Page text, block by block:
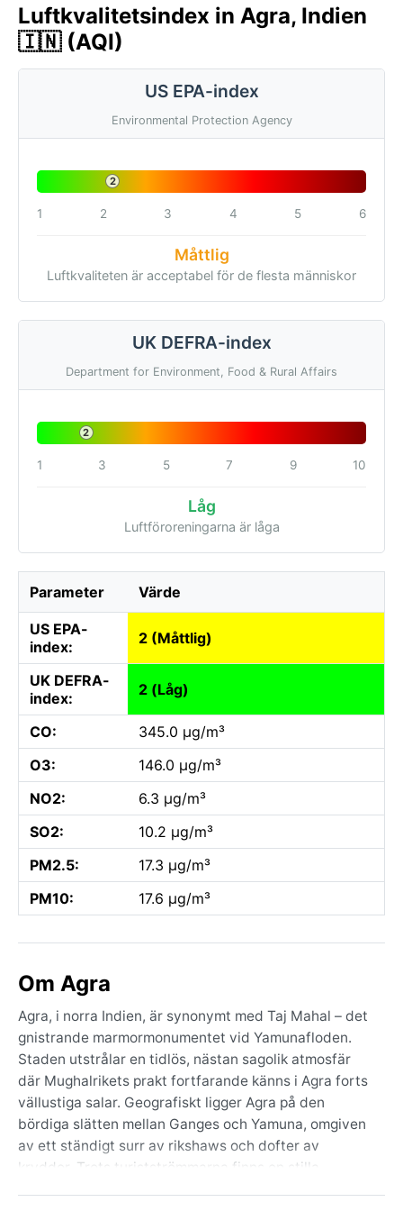
Luftkvalitetsindex in Agra, Indien
🇮🇳 (AQI)
US EPA-index
Environmental Protection Agency
2
1 2 3 4 5 6
Måttlig
Luftkvaliteten är acceptabel för de flesta människor
UK DEFRA-index
Department for Environment, Food & Rural Affairs
2
1 3 5 7 9 10
Låg
Luftföroreningarna är låga
Parameter Värde
US EPA-
index:
2 (Måttlig)
UK DEFRA-
index:
2 (Låg)
CO:
345.0 µg/m³
O3:
146.0 µg/m³
NO2:
6.3 µg/m³
SO2:
10.2 µg/m³
PM2.5:
17.3 µg/m³
PM10:
17.6 µg/m³
Om Agra
Agra, i norra Indien, är synonymt med Taj Mahal – det
gnistrande marmormonumentet vid Yamunafloden.
Staden utstrålar en tidlös, nästan sagolik atmosfär
där Mughalrikets prakt fortfarande känns i Agra forts
vällustiga salar. Geografiskt ligger Agra på den
bördiga slätten mellan Ganges och Yamuna, omgiven
av ett ständigt surr av rikshaws och dofter av
kryddor. Trots turistströmmarna finns en stilla